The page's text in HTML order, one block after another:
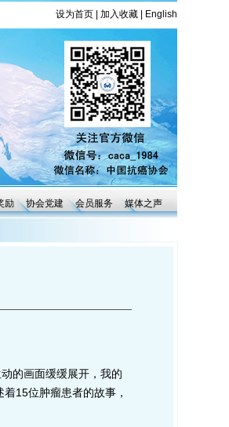
设为首页 加入收藏 English
励 协会党建 会员服务 媒体之声
的画面缓缓展开，我的
15位肿瘤患者的故事，